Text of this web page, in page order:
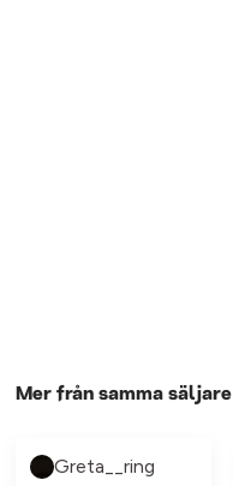
Mer från samma säljare
Greta__ring